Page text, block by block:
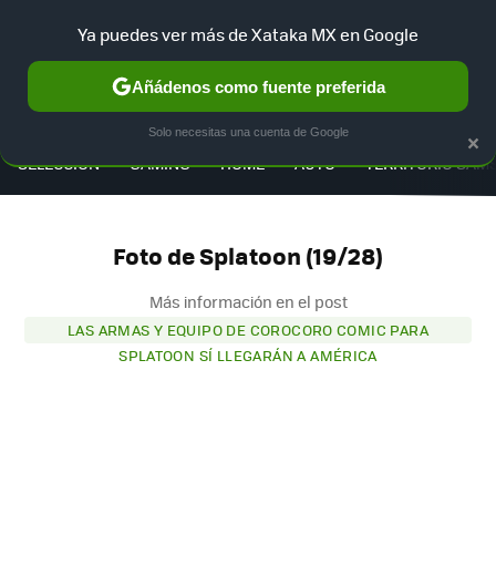
SELECCIÓN GAMING HOME AUTO TERRITORIO
Foto de Splatoon (19/28)
Más información en el post
LAS ARMAS Y EQUIPO DE COROCORO COMIC PARA
SPLATOON SÍ LLEGARÁN A AMÉRICA
×
Ya puedes ver más de Xataka MX en Google
Añádenos como fuente preferida
Solo necesitas una cuenta de Google